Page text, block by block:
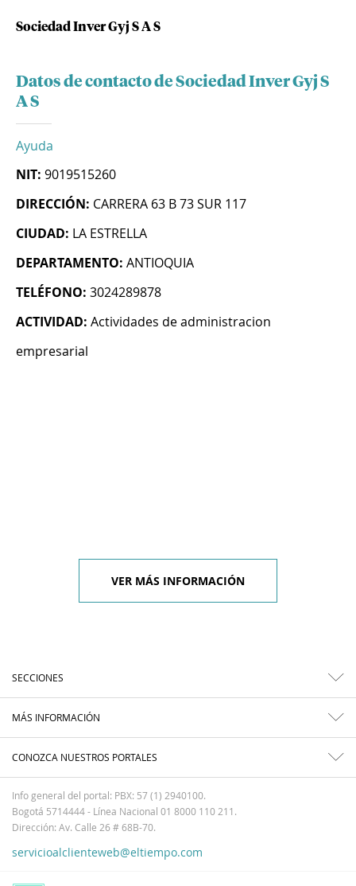
Sociedad Inver Gyj S A S
Datos de contacto de Sociedad Inver Gyj S
A S
Ayuda
NIT: 9019515260
DIRECCIÓN: CARRERA 63 B 73 SUR 117
CIUDAD: LA ESTRELLA
DEPARTAMENTO: ANTIOQUIA
TELÉFONO: 3024289878
ACTIVIDAD: Actividades de administracion
empresarial
VER MÁS INFORMACIÓN
SECCIONES
MÁS INFORMACIÓN
CONOZCA NUESTROS PORTALES
Info general del portal: PBX: 57 (1) 2940100.
Bogotá 5714444 - Línea Nacional 01 8000 110 211.
Dirección: Av. Calle 26 # 68B-70.
servicioalclienteweb@eltiempo.com